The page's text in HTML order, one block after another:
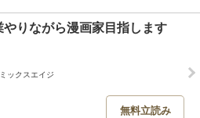
りながら漫画家目指します
ックスエイジ
無料立読み